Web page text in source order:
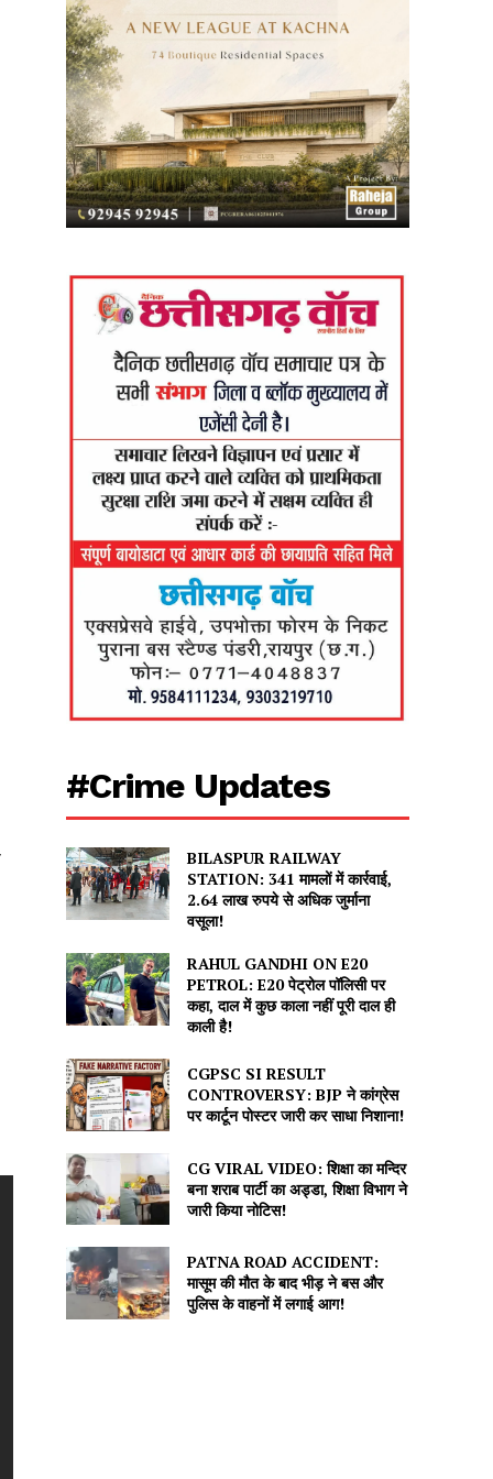
#Crime Updates
BILASPUR RAILWAY
STATION: 341 मामलों में कार्रवाई,
2.64 लाख रुपये से अधिक जुर्माना
वसूला!
RAHUL GANDHI ON E20
PETROL: E20 पेट्रोल पॉलिसी पर
कहा, दाल में कुछ काला नहीं पूरी दाल ही
काली है!
CGPSC SI RESULT
CONTROVERSY: BJP ने कांग्रेस
पर कार्टून पोस्टर जारी कर साधा निशाना!
CG VIRAL VIDEO: शिक्षा का मन्दिर
बना शराब पार्टी का अड्डा, शिक्षा विभाग ने
जारी किया नोटिस!
PATNA ROAD ACCIDENT:
मासूम की मौत के बाद भीड़ ने बस और
पुलिस के वाहनों में लगाई आग!